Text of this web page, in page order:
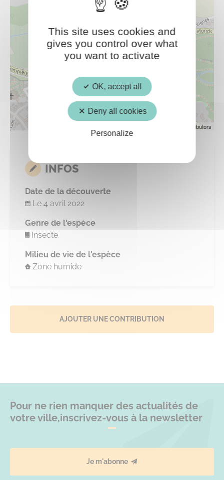
contributors
INFOS
Date de la découverte
Le 4 avril 2022
Genre de l'espèce
Insecte
Milieu de vie de l'espèce
Zone humide
AJOUTER UNE CONTRIBUTION
Pour ne rien manquer des actualités de
votre ville,inscrivez-vous à la newsletter
Je m'abonne
This site uses cookies and
gives you control over what
you want to activate
OK, accept all
Deny all cookies
Personalize